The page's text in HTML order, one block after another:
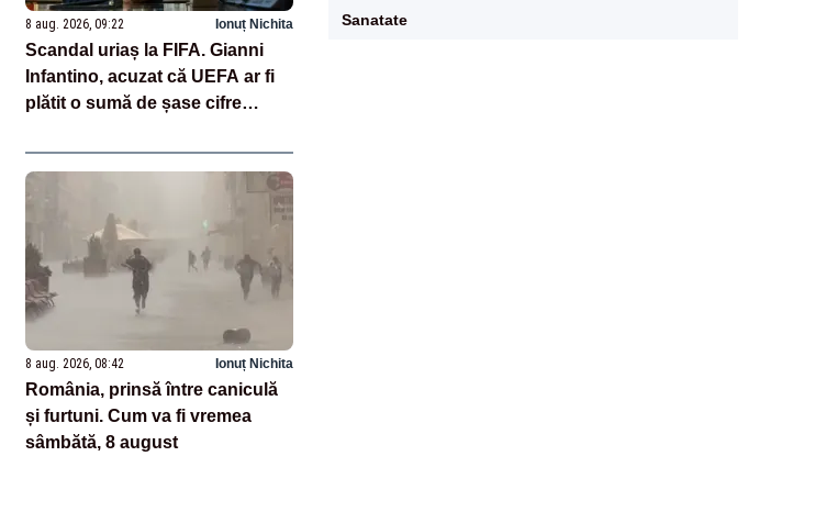
8 aug. 2026, 09:22 Ionuț Nichita
Scandal uriaș la FIFA. Gianni
Infantino, acuzat că UEFA ar fi
plătit o sumă de șase cifre
8 aug. 2026, 08:42 Ionuț Nichita
România, prinsă între caniculă
și furtuni. Cum va fi vremea
sâmbătă, 8 august
Sanatate